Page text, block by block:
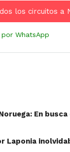
los circuitos a
WhatsApp
En
Laponia